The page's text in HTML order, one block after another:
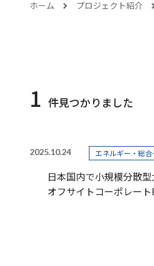
ホーム プロジェクト紹介
1 件見つかりました
2025.10.24 エネルギー・総
日本国内で小規模分散型
オフサイトコーポレー